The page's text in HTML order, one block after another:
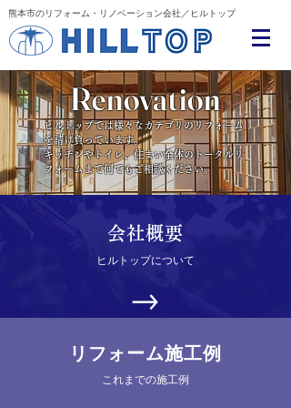
熊本市のリフォーム・リノベーション会社／ヒルトップ
Renovation
ヒルトップでは様々なカテゴリのリフォーム
を請け負っています。
キッチンやトイレ、住まい全体のトータルリ
フォームまで何でもご相談ください。
会社概要
ヒルトップについて
リフォーム施工例
これまでの施工例